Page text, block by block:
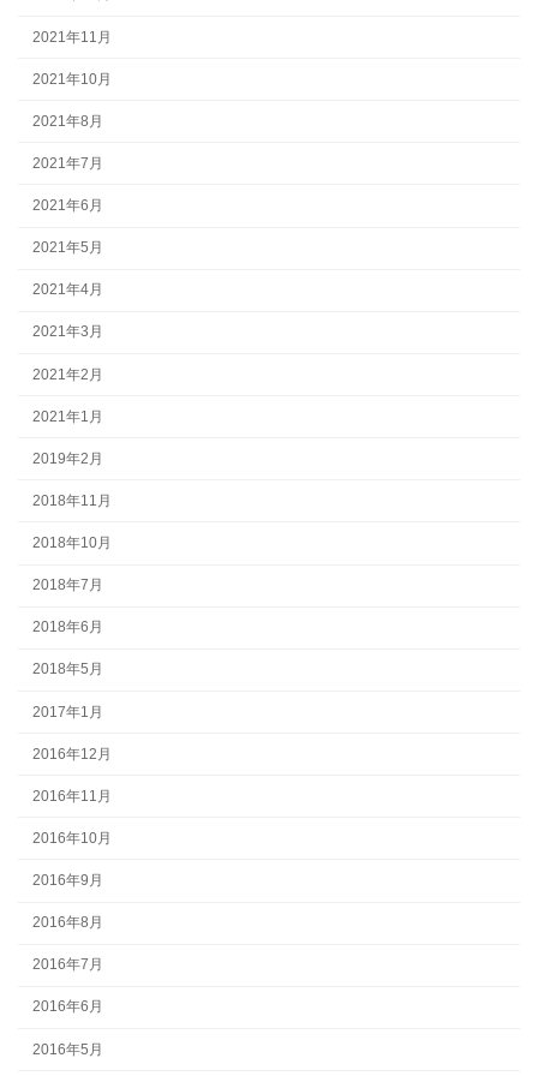
2021年11月
2021年10月
2021年8月
2021年7月
2021年6月
2021年5月
2021年4月
2021年3月
2021年2月
2021年1月
2019年2月
2018年11月
2018年10月
2018年7月
2018年6月
2018年5月
2017年1月
2016年12月
2016年11月
2016年10月
2016年9月
2016年8月
2016年7月
2016年6月
2016年5月